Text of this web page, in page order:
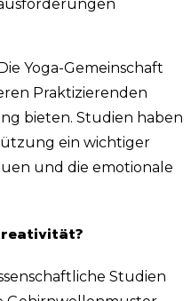
Yoga-Gemeinschaft
Praktizierenden
bieten. Studien haben
ein wichtiger
und die emotionale
Studien